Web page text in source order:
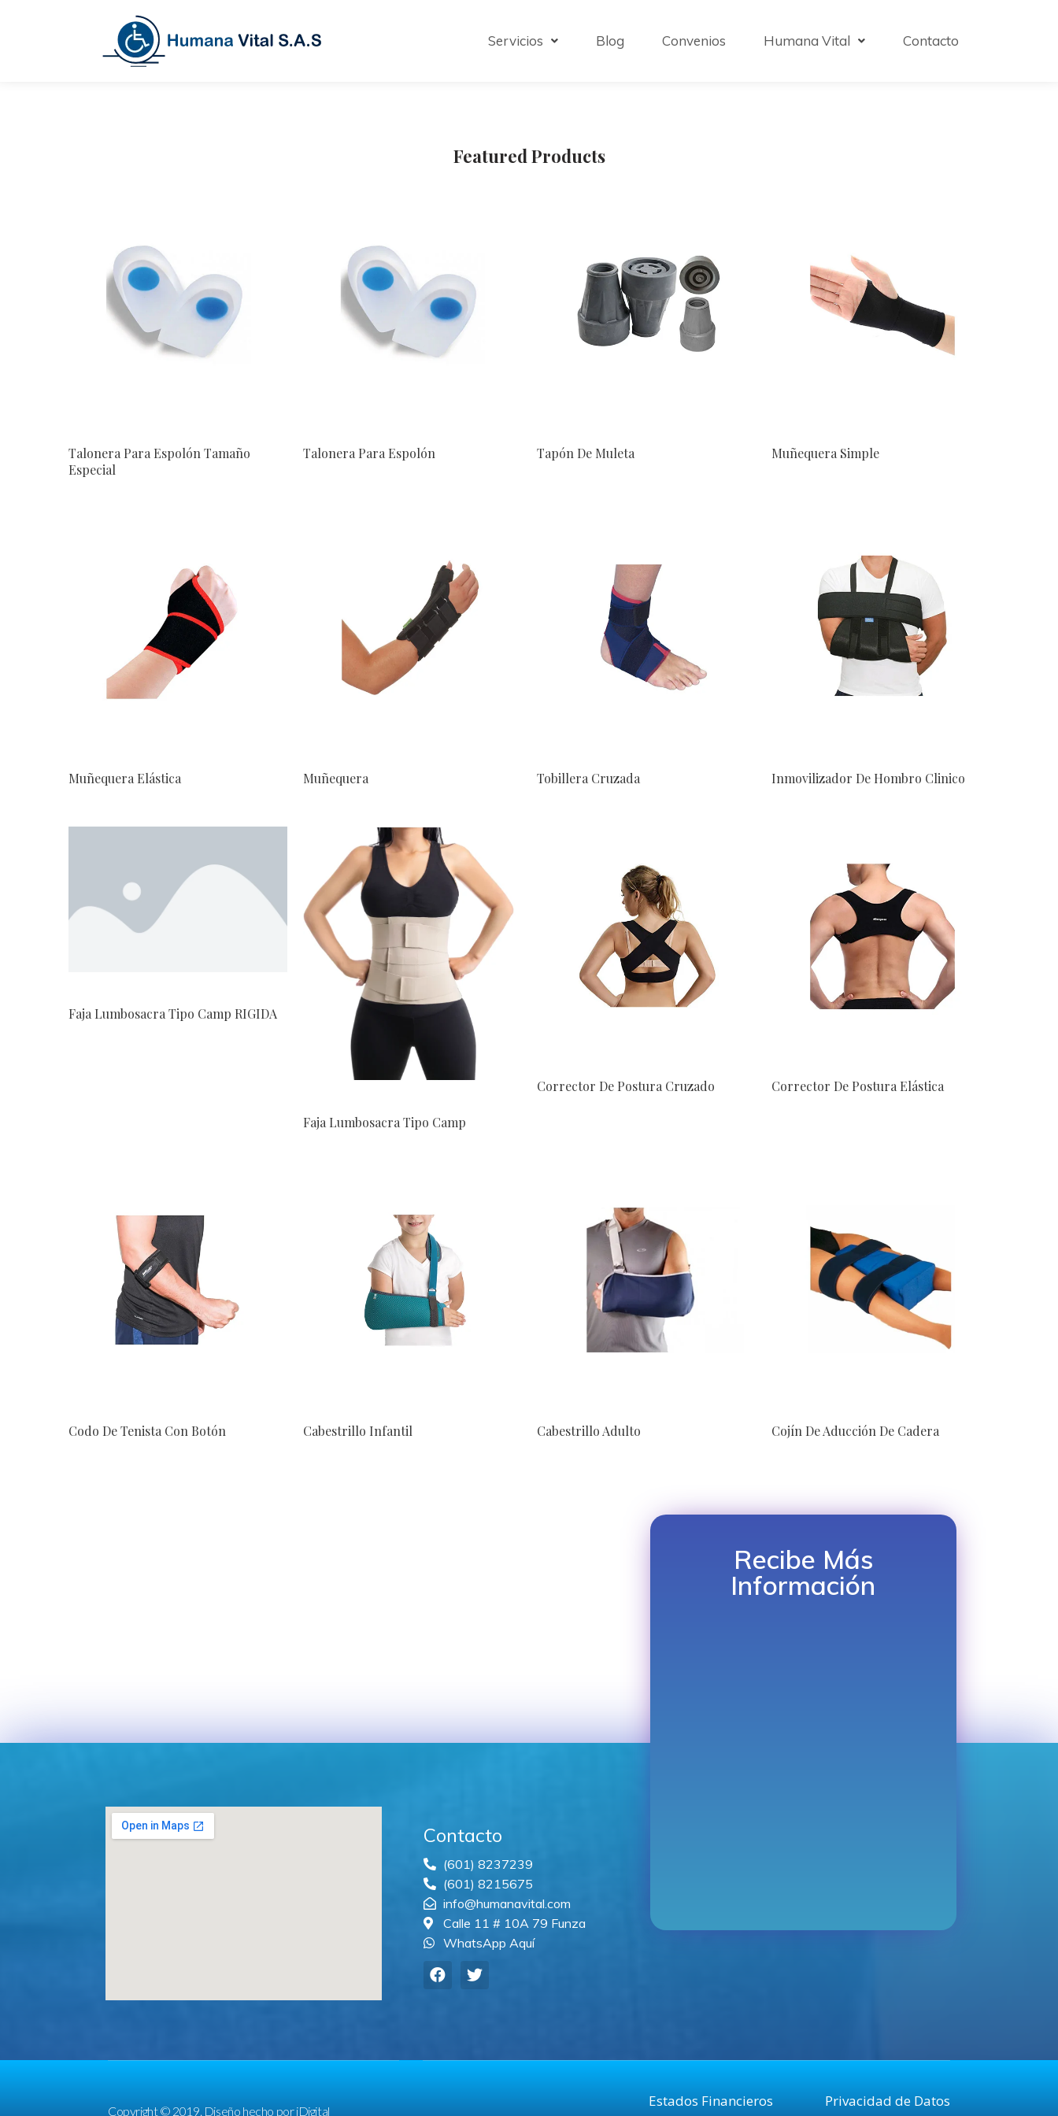
Servicios Blog Convenios Humana Vital Contacto
Featured Products
Talonera Para Espolón Tamaño
Especial
Talonera Para Espolón Tapón De Muleta Muñequera Simple
Muñequera Elástica Muñequera Tobillera Cruzada Inmovilizador De Hombro Clinico
Faja Lumbosacra Tipo Camp RIGIDA
Faja Lumbosacra Tipo Camp
Corrector De Postura Cruzado Corrector De Postura Elástica
Codo De Tenista Con Botón Cabestrillo Infantil Cabestrillo Adulto Cojín De Aducción De Cadera
Contacto
(601) 8237239
(601) 8215675
info@humanavital.com
Calle 11 # 10A 79 Funza
WhatsApp Aquí
Recibe Más
Información
Copyright © 2019. Diseño hecho poriDigital
Estados Financieros
Privacidad de Datos